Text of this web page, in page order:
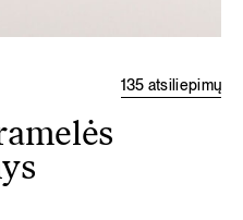
135 atsiliepimų